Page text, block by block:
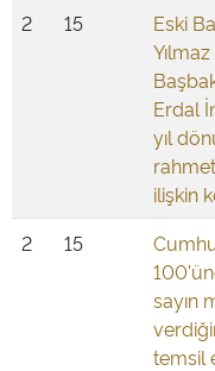
2 15
Eski
Erdal
yıl
ilişkin
2 15
sayın
temsil